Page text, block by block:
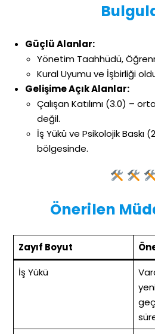
Güçlü Alanlar:
Yönetim Taahhüdü,
Kural Uyumu ve İşbirliği
Gelişime Açık Alanlar:
Çalışan Katılımı (3.0) –
değil.
İş Yükü ve Psikolojik Baskı
bölgesinde.
Önerilen
Zayıf Boyut
İş Yükü